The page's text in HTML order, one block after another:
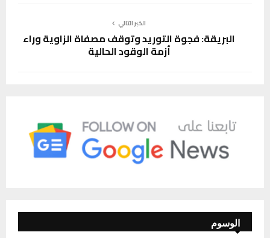
الخبر التالي
البريقة: فجوة التوريد وتوقف مصفاة الزاوية وراء
أزمة الوقود الحالية
الوسوم